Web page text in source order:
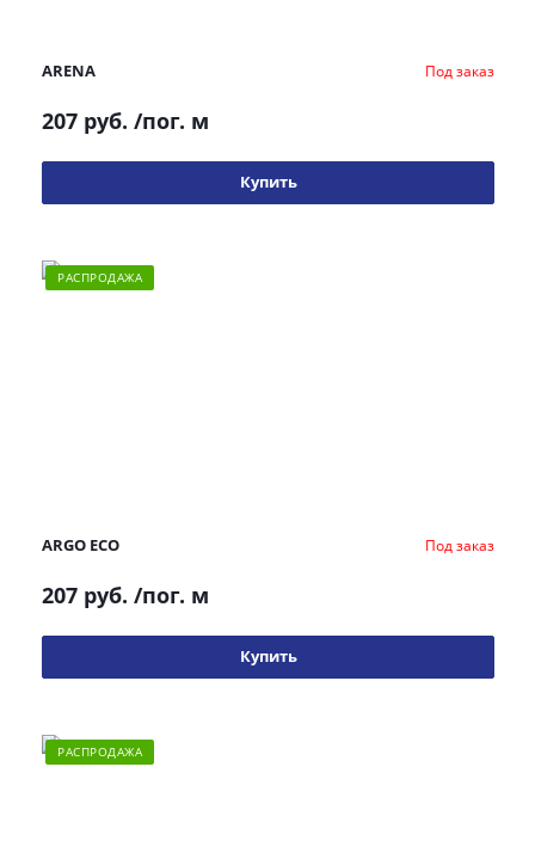
ARENA Под заказ
207 руб. /пог. м
Купить
РАСПРОДАЖА
ARGO ECO Под заказ
207 руб. /пог. м
Купить
РАСПРОДАЖА